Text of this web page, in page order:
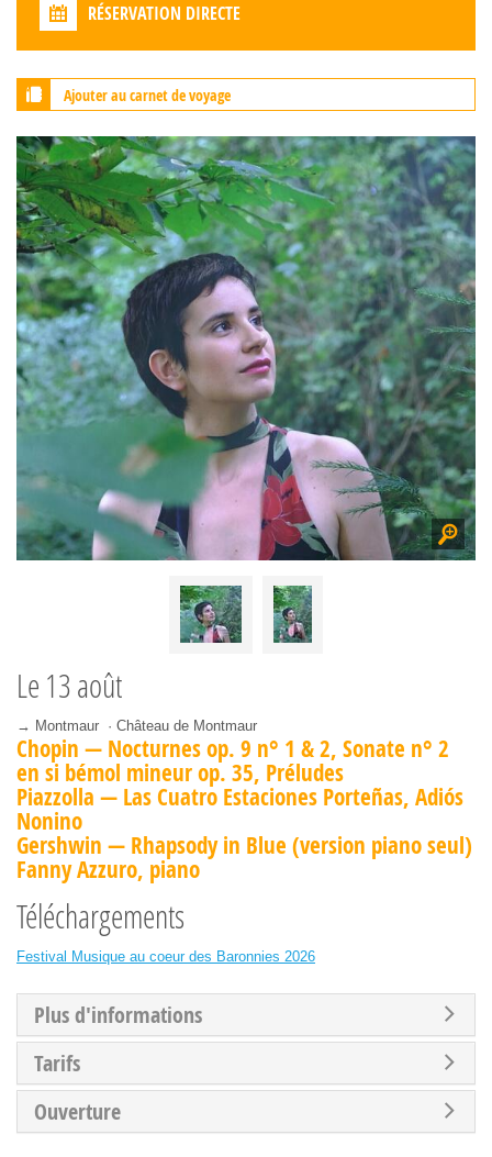
RÉSERVATION DIRECTE
Ajouter au carnet de voyage
Le 13 août
→ Montmaur · Château de Montmaur
Chopin — Nocturnes op. 9 n° 1 & 2, Sonate n° 2
en si bémol mineur op. 35, Préludes
Piazzolla — Las Cuatro Estaciones Porteñas, Adiós
Nonino
Gershwin — Rhapsody in Blue (version piano seul)
Fanny Azzuro, piano
Téléchargements
Festival Musique au coeur des Baronnies 2026
Plus d'informations
Tarifs
Ouverture